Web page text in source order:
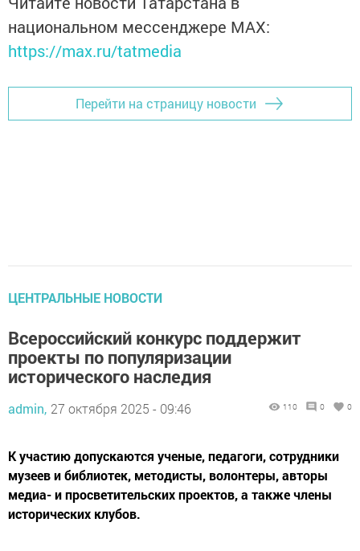
национальном мессенджере MАХ:
https://max.ru/tatmedia
Перейти на страницу новости
ЦЕНТРАЛЬНЫЕ НОВОСТИ
Всероссийский конкурс поддержит
проекты по популяризации
исторического наследия
admin, 27 октября 2025 - 09:46 110 0 0
К участию допускаются ученые, педагоги, сотрудники
музеев и библиотек, методисты, волонтеры, авторы
медиа- и просветительских проектов, а также члены
исторических клубов.